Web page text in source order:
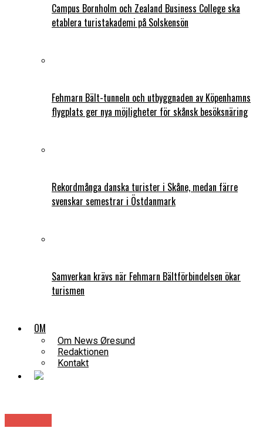
Campus Bornholm och Zealand Business College ska
etablera turistakademi på Solskensön
Fehmarn Bält-tunneln och utbyggnaden av Köpenhamns
flygplats ger nya möjligheter för skånsk besöksnäring
Rekordmånga danska turister i Skåne, medan färre
svenskar semestrar i Östdanmark
Samverkan krävs när Fehmarn Bältförbindelsen ökar
turismen
OM
Om News Øresund
Redaktionen
Kontakt